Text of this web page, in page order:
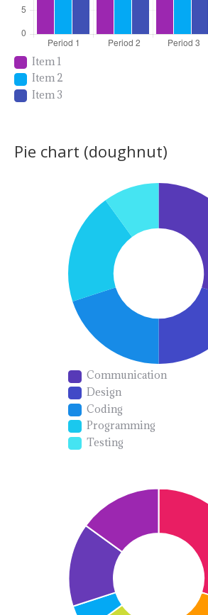
Item 1
Item 2
Item 3
Pie chart (doughnut)
Communication
Design
Coding
Programming
Testing